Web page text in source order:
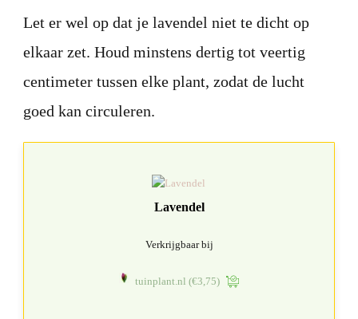
Let er wel op dat je lavendel niet te dicht op
elkaar zet. Houd minstens dertig tot veertig
centimeter tussen elke plant, zodat de lucht
goed kan circuleren.
Lavendel
Verkrijgbaar bij
tuinplant.nl (€3,75)